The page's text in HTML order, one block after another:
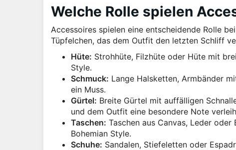
Welche Rolle spielen
Accessoires spielen eine entscheidende Rolle
Tüpfelchen, das dem Outfit den letzten Schliff
Hüte: Strohhüte, Filzhüte oder Hüte mit
Style.
Schmuck: Lange Halsketten, Armbänder
ein Muss.
Gürtel: Breite Gürtel mit auffälligen
und dem Outfit eine besondere Note
Taschen: Taschen aus Canvas, Leder
Bohemian Style.
Schuhe: Sandalen, Stiefeletten oder